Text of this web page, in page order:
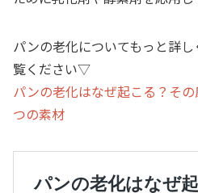
パンの老化についてもっと詳
覧ください▽
パンの老化はなぜ起こる？そ
つの素材